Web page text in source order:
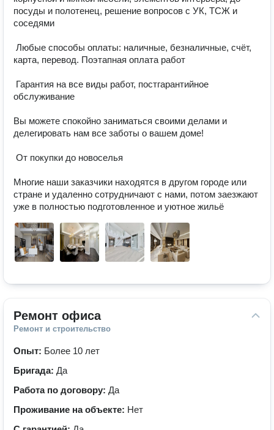
посуды и полотенец, решение вопросов с УК, ТСЖ и
соседями
карта, перевод. Поэтапная оплата работ
обслуживание
Вы можете спокойно заниматься своими делами и
делегировать нам все заботы о вашем доме!
Многие наши заказчики находятся в другом городе или
стране и удаленно сотрудничают с нами, потом заезжают
уже в полностью подготовленное и уютное жильё
Ремонт офиса
Ремонт и строительство
Опыт: Более 10 лет
Бригада: Да
Работа по договору: Да
Проживание на объекте: Нет